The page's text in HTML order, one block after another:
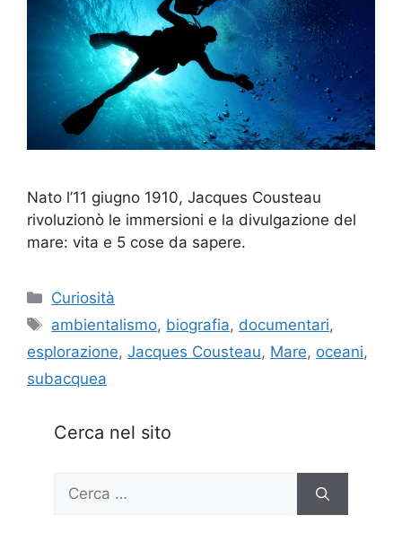
Nato l’11 giugno 1910, Jacques Cousteau
rivoluzionò le immersioni e la divulgazione del
mare: vita e 5 cose da sapere.
Categorie
Curiosità
Tag
ambientalismo, biografia, documentari,
esplorazione, Jacques Cousteau, Mare, oceani,
subacquea
Cerca nel sito
Ricerca